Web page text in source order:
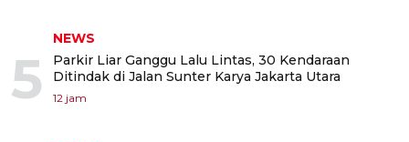
5
NEWS
Parkir Liar Ganggu Lalu Lintas, 30 Kendaraan
Ditindak di Jalan Sunter Karya Jakarta Utara
12 jam